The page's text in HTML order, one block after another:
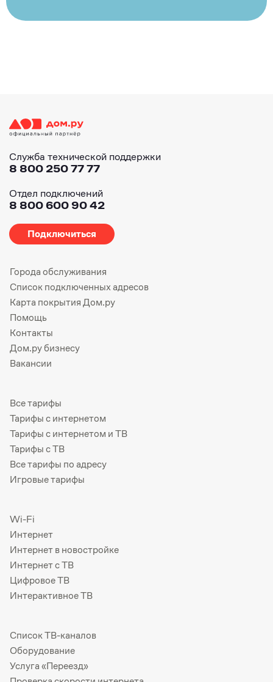
Служба технической поддержки
8 800 250 77 77
Отдел подключений
8 800 600 90 42
Подключиться
Города обслуживания
Список подключенных адресов
Карта покрытия Дом.ру
Помощь
Контакты
Дом.ру бизнесу
Вакансии
Все тарифы
Тарифы с интернетом
Тарифы с интернетом и ТВ
Тарифы с ТВ
Все тарифы по адресу
Игровые тарифы
Wi-Fi
Интернет
Интернет в новостройке
Интернет с ТВ
Цифровое ТВ
Интерактивное ТВ
Список ТВ-каналов
Оборудование
Услуга «Переезд»